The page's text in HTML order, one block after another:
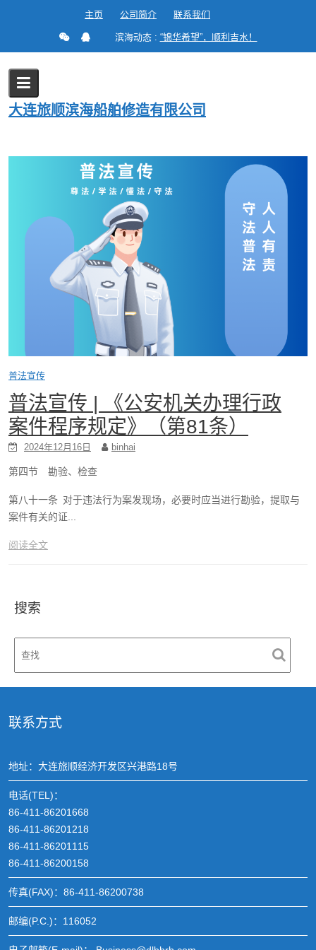
主页 公司简介 联系我们
滨海动态 : “锦华希望”，顺利吉水！
大连旅顺滨海船舶修造有限公司
日期:2024年12月16日
普法宣传
普法宣传 | 《公安机关办理行政
案件程序规定》（第81条）
2024年12月16日 binhai
第四节 勘验、检查
第八十一条 对于违法行为案发现场，必要时应当进行勘验，提取与
案件有关的证...
阅读全文
搜索
联系方式
地址：大连旅顺经济开发区兴港路18号
电话(TEL)：
86-411-86201668
86-411-86201218
86-411-86201115
86-411-86200158
传真(FAX)：86-411-86200738
邮编(P.C.)：116052